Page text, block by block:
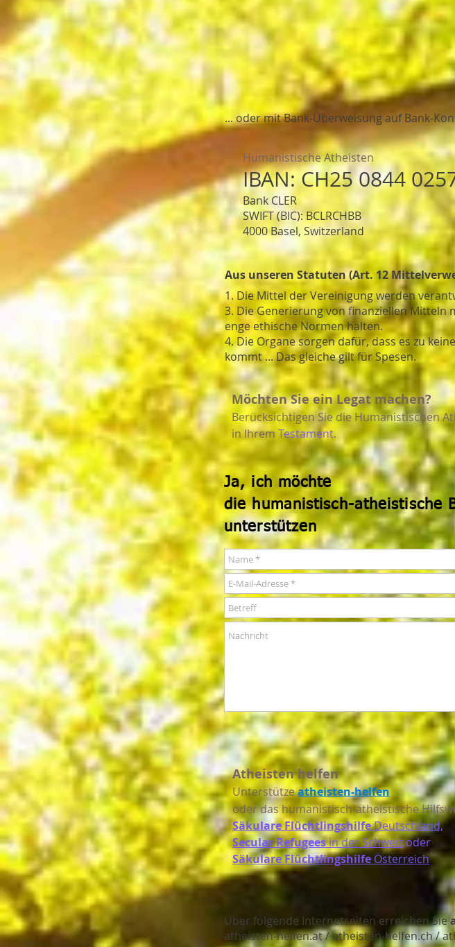
... oder mit Bank-Überweisung auf Bank-
Humanistische Atheisten
IBAN: CH25 0844
Bank CLER
SWIFT (BIC): BCLRCHBB
4000 Basel, Switzerland
Aus unseren Statuten (Art. 12
1. Die Mittel der Vereinigung werden
3. Die Generierung von finanziellen Mitteln
enge ethische Normen halten.
4. Die Organe sorgen dafür, dass es zu
kommt ... Das gleiche gilt für Spesen.
Möchten Sie ein Legat machen?
Berücksichtigen Sie die Humanistischen
in IhremTestament.
Ja, ich möchte
die humanistisch-atheistische
unterstützen
Atheisten helfen
Unterstützeatheisten-helfen
oder das humanistisch-atheistische
Säkulare FlüchtlingshilfeDeutschland,
Secular Refugeesin der Schweizoder
Säkulare Flüchtlingshilfe Österreich
Über folgende Internetseiten erreichen Sie
atheisten-helfen.at/atheisten-helfen.ch/